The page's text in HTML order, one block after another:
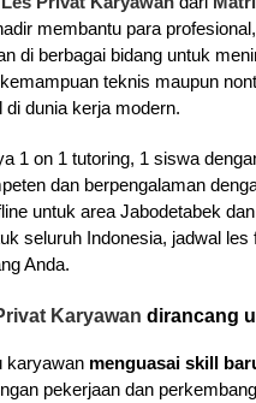
membantu para
di berbagai bidang untuk
teknis maupun
di dunia kerja modern.
1 on 1 tutoring, 1 siswa
dan berpengalaman
untuk area Jabodetabek
seluruh Indonesia, jadwal les
Anda.
Karyawan dirancang
karyawan menguasai skill
pekerjaan dan